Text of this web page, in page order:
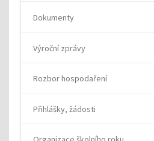
Dokumenty
Výroční zprávy
Rozbor hospodaření
Přihlášky, žádosti